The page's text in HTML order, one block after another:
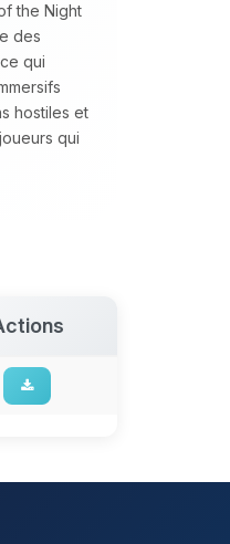
the Night
des
qui
hostiles et
qui